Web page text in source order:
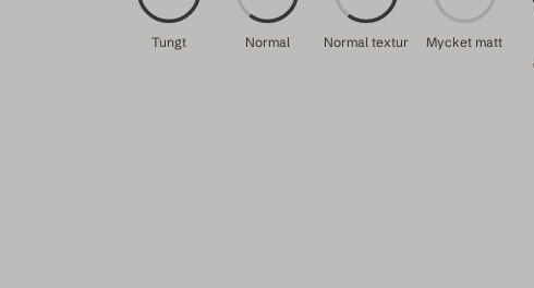
Tungt Normal Normal textur Mycket matt